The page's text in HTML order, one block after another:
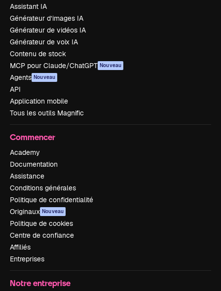
Assistant IA
Générateur d’images IA
Générateur de vidéos IA
Générateur de voix IA
Contenu de stock
MCP pour Claude/ChatGPT Nouveau
Agents Nouveau
API
Application mobile
Tous les outils Magnific
Commencer
Academy
Documentation
Assistance
Conditions générales
Politique de confidentialité
Originaux Nouveau
Politique de cookies
Centre de confiance
Affiliés
Entreprises
Notre entreprise